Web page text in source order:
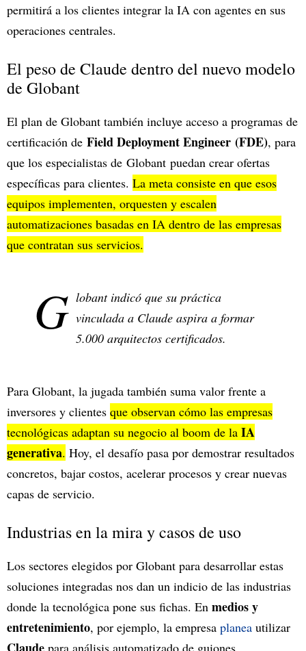
permitirá a los clientes integrar la IA con agentes en sus
operaciones centrales.
El peso de Claude dentro del nuevo modelo
de Globant
El plan de Globant también incluye acceso a programas de
certificación de Field Deployment Engineer (FDE), para
que los especialistas de Globant puedan crear ofertas
específicas para clientes. La meta consiste en que esos
equipos implementen, orquesten y escalen
automatizaciones basadas en IA dentro de las empresas
que contratan sus servicios.
G lobant indicó que su práctica
vinculada a Claude aspira a formar
5.000 arquitectos certificados.
Para Globant, la jugada también suma valor frente a
inversores y clientes que observan cómo las empresas
tecnológicas adaptan su negocio al boom de la IA
generativa. Hoy, el desafío pasa por demostrar resultados
concretos, bajar costos, acelerar procesos y crear nuevas
capas de servicio.
Industrias en la mira y casos de uso
Los sectores elegidos por Globant para desarrollar estas
soluciones integradas nos dan un indicio de las industrias
donde la tecnológica pone sus fichas. En medios y
entretenimiento, por ejemplo, la empresa planea utilizar
Claude para análisis automatizado de guiones,